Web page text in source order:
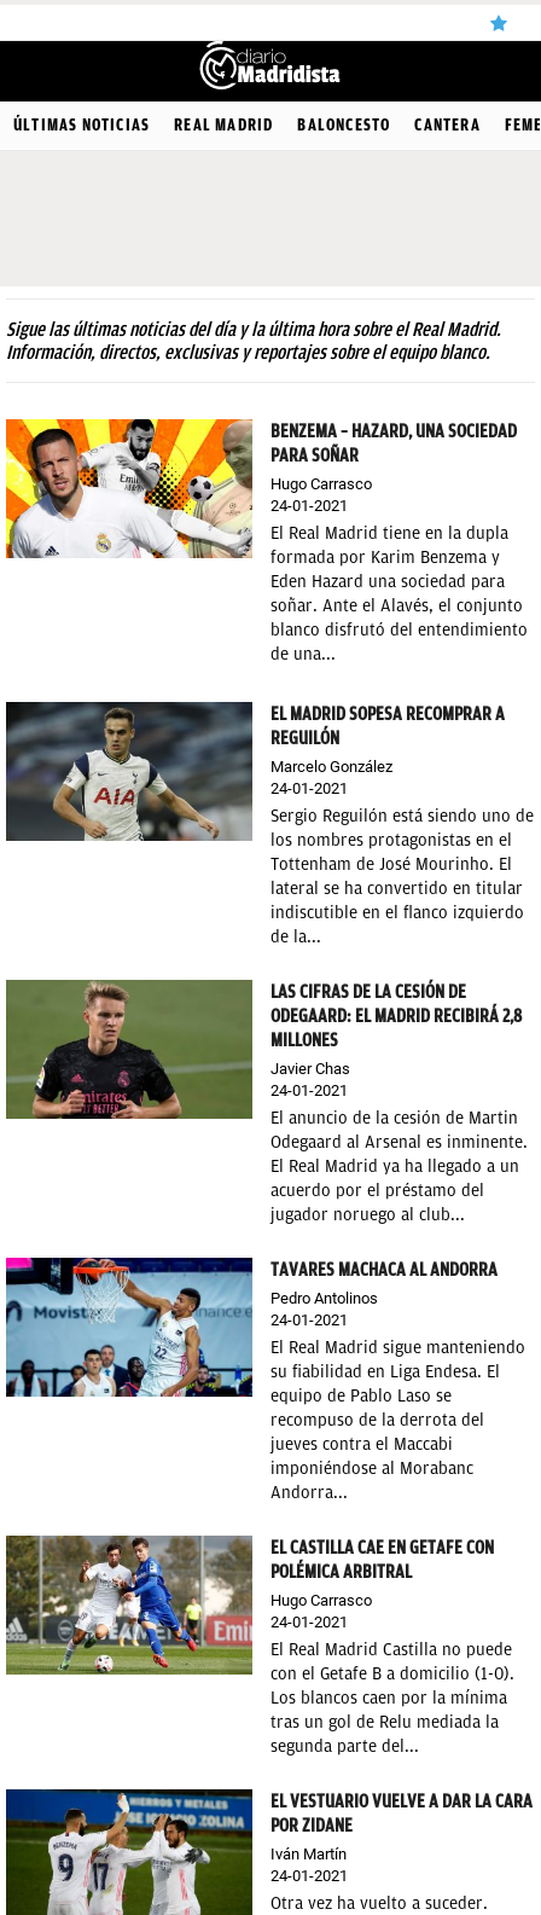
ÚLTIMAS
CANTERA
DIRECTO
FEMENINO
PAPARAZZI
ÚLTIMAS NOTICIAS REAL MADRID BALONCESTO CANTERA
Sigue las últimas noticias del día y la última hora sobre el Real Madrid.
Información, directos, exclusivas y reportajes sobre el equipo blanco.
BENZEMA – HAZARD, UNA SOCIEDAD
PARA SOÑAR
Hugo Carrasco
24-01-2021
El Real Madrid tiene en la dupla
formada por Karim Benzema y
Eden Hazard una sociedad para
soñar. Ante el Alavés, el conjunto
blanco disfrutó del entendimiento
de una...
EL MADRID SOPESA RECOMPRAR A
REGUILÓN
Marcelo González
24-01-2021
Sergio Reguilón está siendo uno de
los nombres protagonistas en el
Tottenham de José Mourinho. El
lateral se ha convertido en titular
indiscutible en el flanco izquierdo
de la...
LAS CIFRAS DE LA CESIÓN DE
ODEGAARD: EL MADRID RECIBIRÁ 2,8
MILLONES
Javier Chas
24-01-2021
El anuncio de la cesión de Martin
Odegaard al Arsenal es inminente.
El Real Madrid ya ha llegado a un
acuerdo por el préstamo del
jugador noruego al club...
TAVARES MACHACA AL ANDORRA
Pedro Antolinos
24-01-2021
El Real Madrid sigue manteniendo
su fiabilidad en Liga Endesa. El
equipo de Pablo Laso se
recompuso de la derrota del
jueves contra el Maccabi
imponiéndose al Morabanc
Andorra...
EL CASTILLA CAE EN GETAFE CON
POLÉMICA ARBITRAL
Hugo Carrasco
24-01-2021
El Real Madrid Castilla no puede
con el Getafe B a domicilio (1-0).
Los blancos caen por la mínima
tras un gol de Relu mediada la
segunda parte del...
EL VESTUARIO VUELVE A DAR LA CARA
POR ZIDANE
Iván Martín
24-01-2021
Otra vez ha vuelto a suceder.